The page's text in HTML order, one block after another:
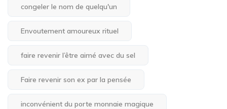
congeler le nom de quelqu'un
Envoutement amoureux rituel
faire revenir l’être aimé avec du sel
Faire revenir son ex par la pensée
inconvénient du porte monnaie magique